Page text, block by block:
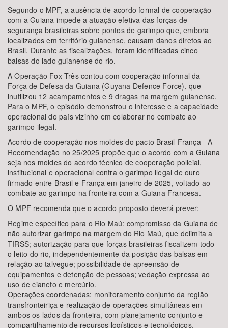
Segundo o MPF, a ausência de acordo formal de cooperação
com a Guiana impede a atuação efetiva das forças de
segurança brasileiras sobre pontos de garimpo que, embora
localizados em território guianense, causam danos diretos ao
Brasil. Durante as fiscalizações, foram identificadas cinco
balsas do lado guianense do rio.
A Operação Fox Três contou com cooperação informal da
Força de Defesa da Guiana (Guyana Defence Force), que
inutilizou 12 acampamentos e 9 dragas na margem guianense.
Para o MPF, o episódio demonstrou o interesse e a capacidade
operacional do país vizinho em colaborar no combate ao
garimpo ilegal.
Acordo de cooperação nos moldes do pacto Brasil-França - A
Recomendação no 25/2025 propõe que o acordo com a Guiana
seja nos moldes do acordo técnico de cooperação policial,
institucional e operacional contra o garimpo ilegal de ouro
firmado entre Brasil e França em janeiro de 2025, voltado ao
combate ao garimpo na fronteira com a Guiana Francesa.
O MPF recomenda que o acordo proposto deverá prever:
Regime específico para o Rio Maú: compromisso da Guiana de
não autorizar garimpo na margem do Rio Maú, que delimita a
TIRSS; autorização para que forças brasileiras fiscalizem todo
o leito do rio, independentemente da posição das balsas em
relação ao talvegue; possibilidade de apreensão de
equipamentos e detenção de pessoas; vedação expressa ao
uso de cianeto e mercúrio.
Operações coordenadas: monitoramento conjunto da região
transfronteiriça e realização de operações simultâneas em
ambos os lados da fronteira, com planejamento conjunto e
compartilhamento de recursos logísticos e tecnológicos.